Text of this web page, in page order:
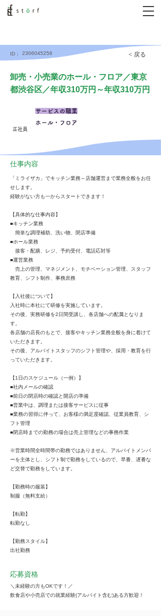
ID： 2306045258 < 戻る
卸売・小売業のホール・フロア／東京
都渋谷区／年収310万円～年収310万円
正社員
サービスの職業
ホール・フロア
仕事内容
「ミライザカ」でキッチン業務～店舗運営まで業務全般をお任
せします。
経験がない方も一からスタートできます！
【具体的な仕事内容】
■キッチン業務
簡単な調理補助、洗い物、閉店準備
■ホール業務
接客・配膳、レジ、予約受付、電話応対等
■運営業務
売上の管理、マネジメント、モチベーション管理、スタッフ
教育、シフト制作、事務庶務
【入社後について】
入社時に本社にて研修を実施しています。
その後、実務研修を2日間受講し、各店舗への配属となりま
す。
各店舗の店長のもとで、接客やキッチン業務全般を身に着けて
いただきます。
その後、アルバイトスタッフのシフト管理や、採用・教育を行
っていただきます。
【1日のスケジュール（一例）】
■社内メールの確認
■前日の閉店時の確認と開店の準備
■営業中は、調理または接客サービスに従事
■業務の習得に伴って、お客様の満足度確認、従業員教育、シ
フト管理
■閉店時までの勤務の場合は売上管理などの事務作業
※営業時間全時間帯の勤務ではありません、アルバイトメンバ
ーを主体とし、シフト制で勤務をしているので、早番、遅番な
ど交替で勤務をしています。
【勤務時の服装】
制服（無料支給）
【転勤】
転勤なし
【勤務スタイル】
出社勤務
応募資格
＼未経験の方もOKです！／
飲食店や小売店での就業経験(アルバイト含む)ある方歓迎！